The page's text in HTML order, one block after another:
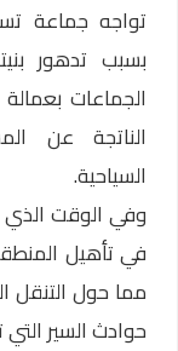
تواجه جماعة
بسبب تدهور
الجماعات
الناتجة عن
السياحية.
وفي الوقت الذي
في تأهيل
مما حول التنقل
حوادث السير